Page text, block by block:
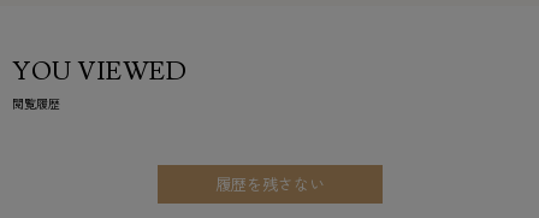
YOU VIEWED
閲覧履歴
履歴を残さない